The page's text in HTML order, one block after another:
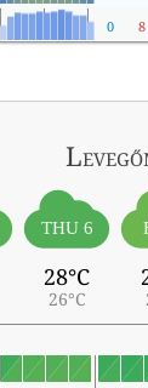
0 8
THU 6
28°C
26°C